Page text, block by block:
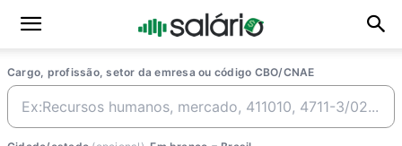
Cargo, profissão, setor da emresa ou código CBO/CNAE